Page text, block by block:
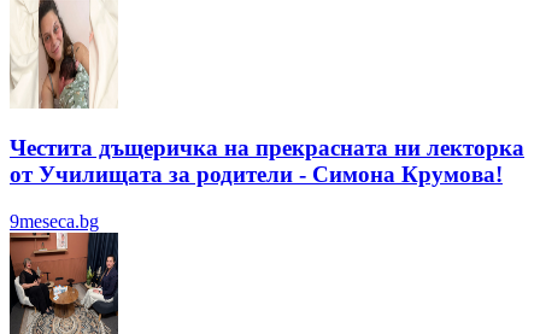
Честита дъщеричка на прекрасната ни лекторка
от Училищата за родители - Симона Крумова!
9meseca.bg